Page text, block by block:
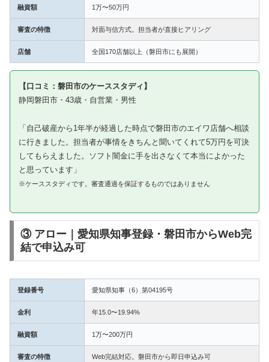
融資額 1万〜50万円
審査の特徴 対面与信方式。担当者が直接ヒアリング
店舗 全国170店舗以上（磐田市にも展開）
【口コミ：磐田市のケーススタディ】
静岡磐田市・43歳・自営業・男性
「自己破産から1年半が経過した時点で磐田市のエイワ店舗へ相談
に行きました。担当者が事情をきちんと聞いてくれて5万円を可決
してもらえました。ソフト闇金に手を出さなくて本当によかった
と思っています」
※ケーススタディです。審査通過を保証するものではありません
③ アロー｜愛知県知事登録・磐田市からWeb完
結で申込み可
登録番号 愛知県知事（6）第04195号
金利 年15.0〜19.94%
融資額 1万〜200万円
審査の特徴 Web完結対応。磐田市から即日申込み可